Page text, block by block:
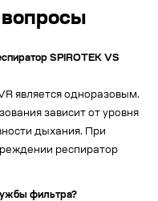
SPIROTEK VS
является одноразовым.
зависит от уровня
дыхания. При
респиратор
фильтра?